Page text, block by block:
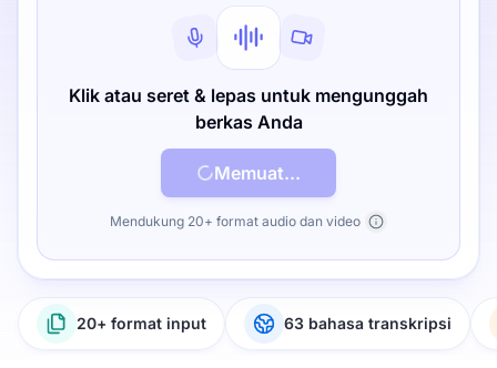
Klik atau seret & lepas untuk mengunggah
berkas Anda
Memuat...
Mendukung 20+ format audio dan video
20+ format input 63 bahasa transkripsi